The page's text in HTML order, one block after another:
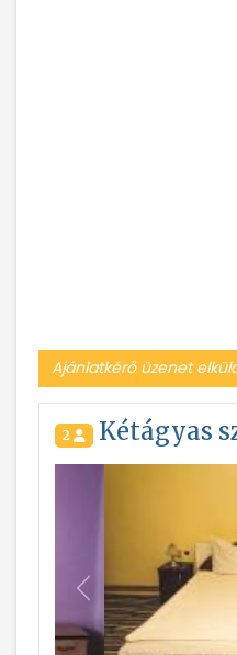
Ajánlatkérő üzenet
2 Kétágyas
Vissza